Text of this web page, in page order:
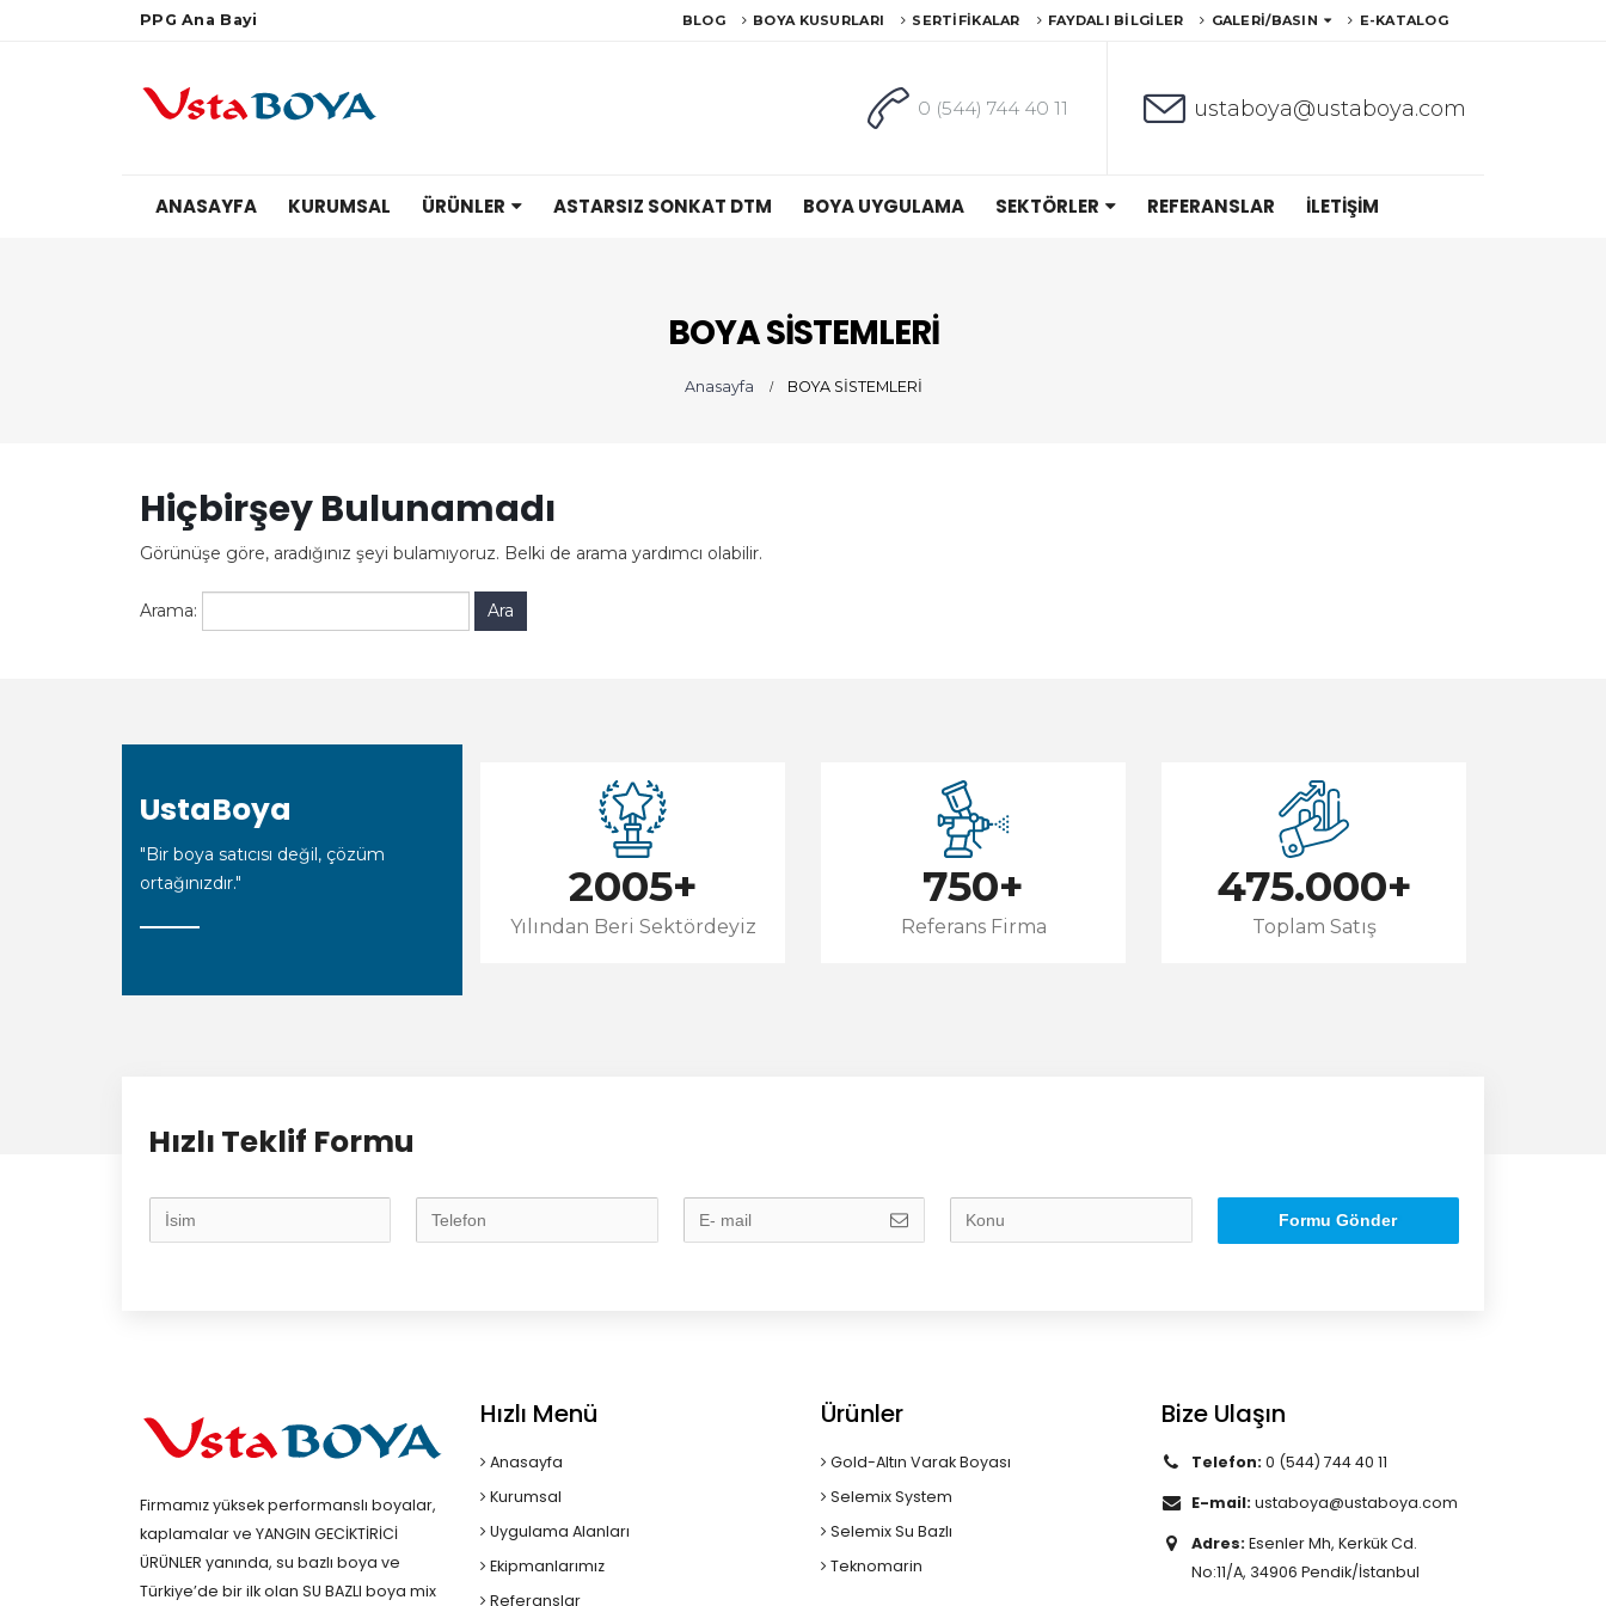
PPG Ana Bayi BLOG BOYA KUSURLARI SERTIFIKALAR FAYDALI BILGILER GALERI/BASIN E-KATALOG
0 (544) 744 40 11 ustaboya@ustaboya.com
ANASAYFA KURUMSAL ÜRÜNLER ASTARSIZ SONKAT DTM BOYA UYGULAMA SEKTÖRLER REFERANSLAR İLETIŞIM
BOYA SİSTEMLERİ
Anasayfa BOYA SİSTEMLERİ
Hiçbirşey Bulunamadı
Görünüşe göre, aradığınız şeyi bulamıyoruz. Belki de arama yardımcı olabilir.
Arama:
UstaBoya
"Bir boya satıcısı değil, çözüm
ortağınızdır."
2005+
Yılından Beri Sektördeyiz
750+
Referans Firma
475.000+
Toplam Satış
Hızlı Teklif Formu
Formu Gönder
Firmamız yüksek performanslı boyalar,
kaplamalar ve YANGIN GECİKTİRİCİ
ÜRÜNLER yanında, su bazlı boya ve
Türkiye’de bir ilk olan SU BAZLI boya mix
Hızlı Menü
Anasayfa
Kurumsal
Uygulama Alanları
Ekipmanlarımız
Referanslar
Ürünler
Gold-Altın Varak Boyası
Selemix System
Selemix Su Bazlı
Teknomarin
Bize Ulaşın
Telefon: 0 (544) 744 40 11
E-mail: ustaboya@ustaboya.com
Adres: Esenler Mh, Kerkük Cd.
No:11/A, 34906 Pendik/İstanbul